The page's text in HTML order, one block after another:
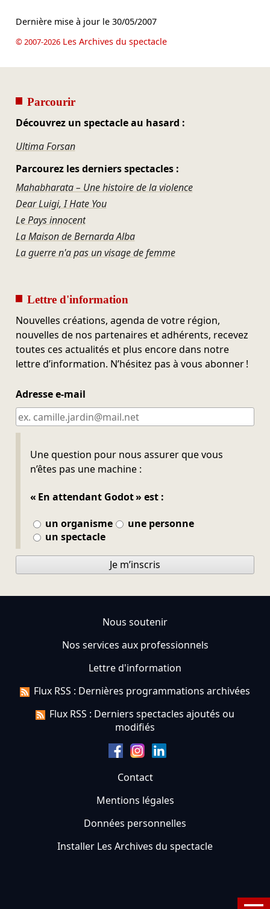
Dernière mise à jour le 30/05/2007
© 2007-2026Les Archives du spectacle
Parcourir
Découvrez un spectacle au hasard :
Ultima Forsan
Parcourez les derniers spectacles :
Mahabharata – Une histoire de la violence
Dear Luigi, I Hate You
Le Pays innocent
La Maison de Bernarda Alba
La guerre n'a pas un visage de femme
Lettre d'information
Nouvelles créations, agenda de votre région,
nouvelles de nos partenaires et adhérents, recevez
toutes ces actualités et plus encore dans notre
lettre d’information. N’hésitez pas à vous abonner !
Adresse e-mail
Une question pour nous assurer que vous
n’êtes pas une machine :
« En attendant Godot » est :
un organisme
une personne
un spectacle
Ne pas remplir
Je m’inscris
Nous soutenir
Nos services aux professionnels
Lettre d'information
Flux RSS : Dernières programmations archivées
Flux RSS : Derniers spectacles ajoutés ou
modifiés
Contact
Mentions légales
Données personnelles
Installer Les Archives du spectacle